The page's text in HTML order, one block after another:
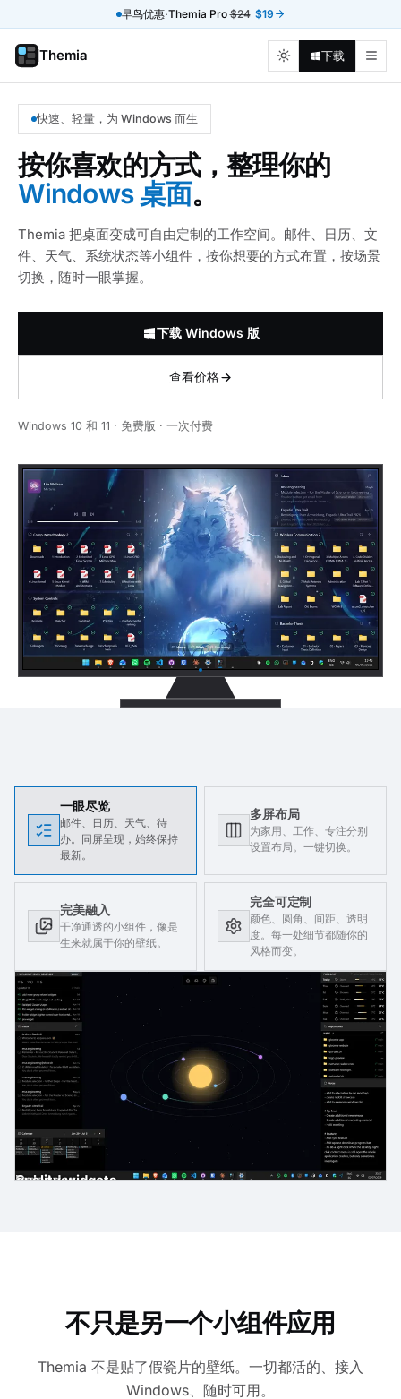
早鸟优惠·Themia Pro$24 $19
Themia 下载
快速、轻量，为 Windows 而生
按你喜欢的方式，整理你的
Windows 桌面。
Themia 把桌面变成可自由定制的工作空间。邮件、日历、文
件、天气、系统状态等小组件，按你想要的方式布置，按场景
切换，随时一眼掌握。
下载 Windows 版
查看价格
Windows 10 和 11 · 免费版 · 一次付费
一眼尽览
邮件、日历、天气、待
办。同屏呈现，始终保持
最新。
多屏布局
为家用、工作、专注分别
设置布局。一键切换。
完美融入
干净通透的小组件，像是
生来就属于你的壁纸。
完全可定制
颜色、圆角、间距、透明
度。每一处细节都随你的
风格而变。
Email
Calendar
quality widgets
不只是另一个小组件应用
Themia 不是贴了假瓷片的壁纸。一切都活的、接入
Windows、随时可用。